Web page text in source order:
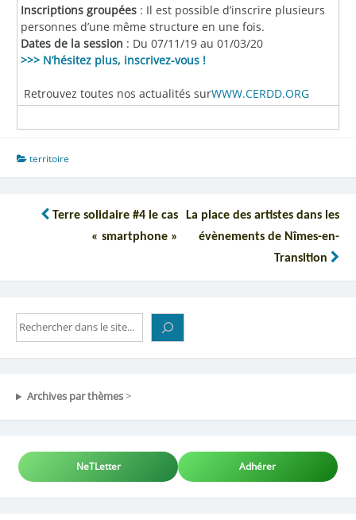
Inscriptions groupées : Il est possible d’inscrire plusieurs
personnes d’une même structure en une fois.
Dates de la session : Du 07/11/19 au 01/03/20
>>> N’hésitez plus, inscrivez-vous !
Retrouvez toutes nos actualités surWWW.CERDD.ORG
territoire
Navigation
Terre solidaire #4 le cas
« smartphone »
La place des artistes dans les
évènements de Nîmes-en-
Transition
Rechercher
Archives par thèmes>
NeTLetter Adhérer